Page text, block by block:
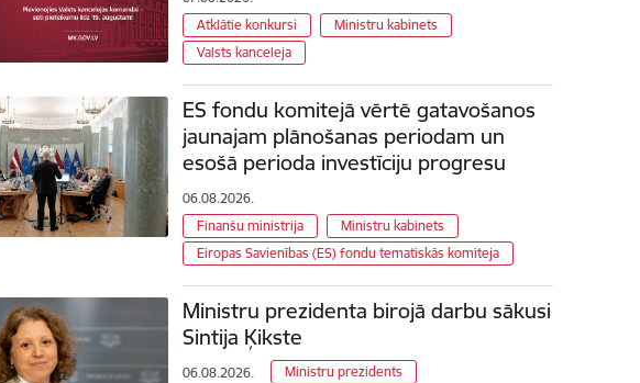
Atklātie konkursi
Ministru kabinets
Valsts kanceleja
ES fondu komitejā vērtē gatavošanos
jaunajam plānošanas periodam un
esošā perioda investīciju progresu
06.08.2026.
Finanšu ministrija
Ministru kabinets
Eiropas Savienības (ES) fondu tematiskās komiteja
Ministru prezidenta birojā darbu sākusi
Sintija Ķikste
06.08.2026. Ministru prezidents